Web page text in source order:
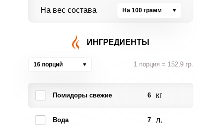
На вес состава На 100 грамм
ИНГРЕДИЕНТЫ
16 порций 1 порция = 152,9 гр.
Помидоры свежие 6 кг
Вода 7 л.